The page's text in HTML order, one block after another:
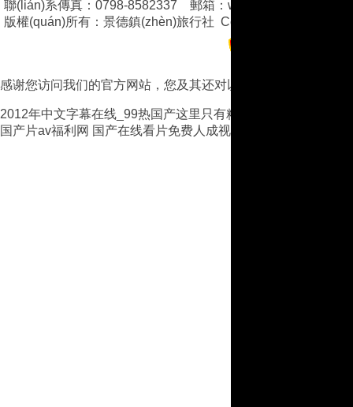
聯(lián)系傳真：0798-8582337 郵箱：wqx-
版權(quán)所有： 景德鎮(zhèn)旅行社 Copyright © 2008
感谢您访问我们的官方网站，您及其还对以下资源青睐：
2012年中文字幕在线_99热国产这里只有精_亚洲αV无码一二
国产片av福利网 国产在线看片免费人成视频